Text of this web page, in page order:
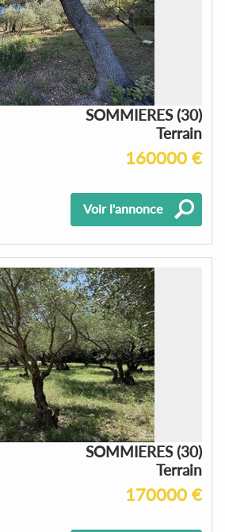
SOMMIERES (30)
Terrain
160000 €
Voir l'annonce
SOMMIERES (30)
Terrain
170000 €